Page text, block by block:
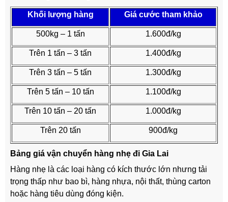
Khối lượng hàng Giá cước tham khảo
500kg – 1 tấn 1.600đ/kg
Trên 1 tấn – 3 tấn 1.400đ/kg
Trên 3 tấn – 5 tấn 1.300đ/kg
Trên 5 tấn – 10 tấn 1.100đ/kg
Trên 10 tấn – 20 tấn 1.000đ/kg
Trên 20 tấn 900đ/kg
Bảng giá vận chuyển hàng nhẹ đi Gia Lai
Hàng nhẹ là các loại hàng có kích thước lớn nhưng tải
trọng thấp như bao bì, hàng nhựa, nội thất, thùng carton
hoặc hàng tiêu dùng đóng kiện.